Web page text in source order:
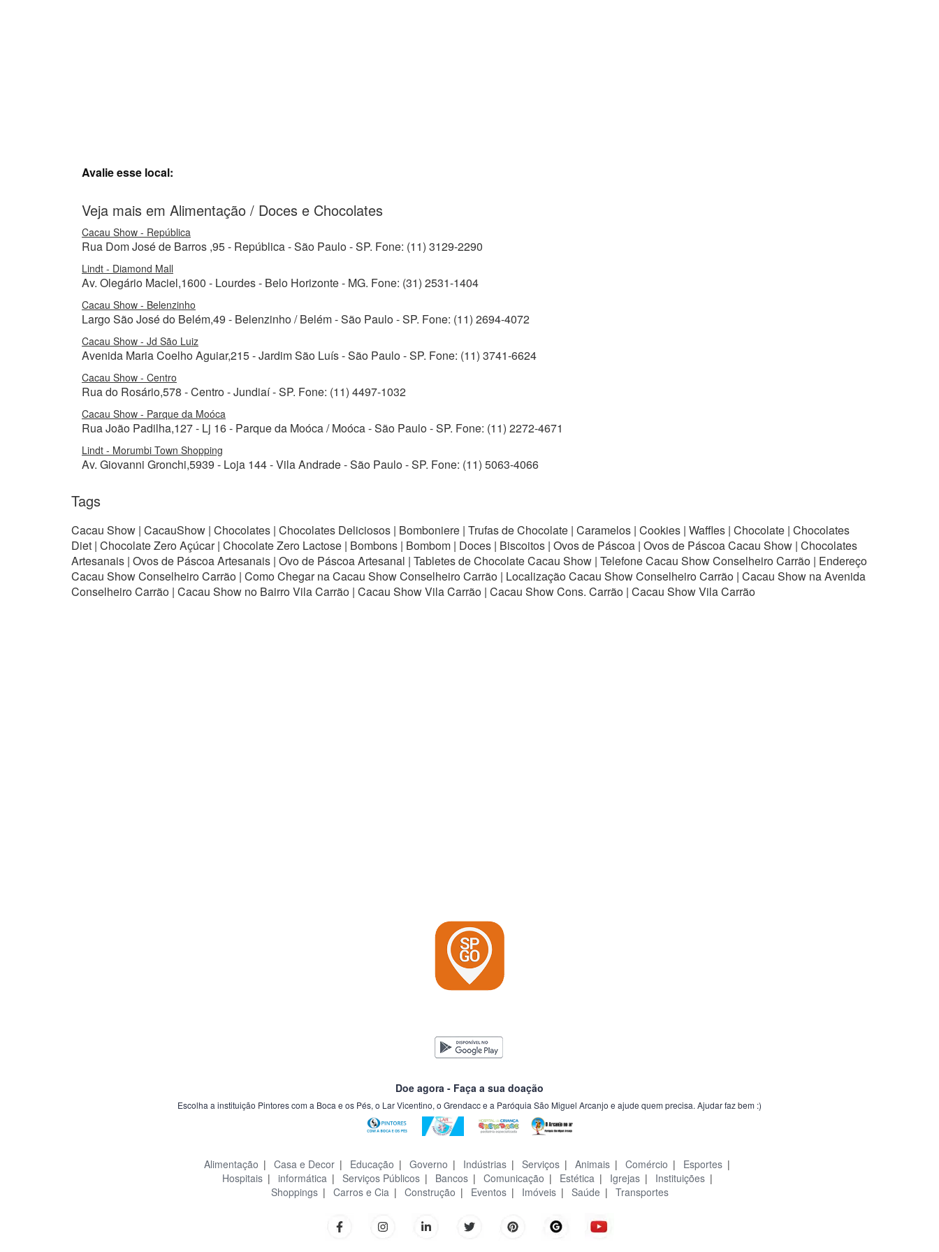
Avalie esse local:
Veja mais em Alimentação / Doces e Chocolates
Cacau Show - República
Rua Dom José de Barros ,95 - República - São Paulo - SP. Fone: (11) 3129-2290
Lindt - Diamond Mall
Av. Olegário Maciel,1600 - Lourdes - Belo Horizonte - MG. Fone: (31) 2531-1404
Cacau Show - Belenzinho
Largo São José do Belém,49 - Belenzinho / Belém - São Paulo - SP. Fone: (11) 2694-4072
Cacau Show - Jd São Luiz
Avenida Maria Coelho Aguiar,215 - Jardim São Luís - São Paulo - SP. Fone: (11) 3741-6624
Cacau Show - Centro
Rua do Rosário,578 - Centro - Jundiaí - SP. Fone: (11) 4497-1032
Cacau Show - Parque da Moóca
Rua João Padilha,127 - Lj 16 - Parque da Moóca / Moóca - São Paulo - SP. Fone: (11) 2272-4671
Lindt - Morumbi Town Shopping
Av. Giovanni Gronchi,5939 - Loja 144 - Vila Andrade - São Paulo - SP. Fone: (11) 5063-4066
Tags
Cacau Show | CacauShow | Chocolates | Chocolates Deliciosos | Bomboniere | Trufas de Chocolate | Caramelos | Cookies | Waffles | Chocolate | Chocolates
Diet | Chocolate Zero Açúcar | Chocolate Zero Lactose | Bombons | Bombom | Doces | Biscoitos | Ovos de Páscoa | Ovos de Páscoa Cacau Show | Chocolates
Artesanais | Ovos de Páscoa Artesanais | Ovo de Páscoa Artesanal | Tabletes de Chocolate Cacau Show | Telefone Cacau Show Conselheiro Carrão | Endereço
Cacau Show Conselheiro Carrão | Como Chegar na Cacau Show Conselheiro Carrão | Localização Cacau Show Conselheiro Carrão | Cacau Show na Avenida
Conselheiro Carrão | Cacau Show no Bairro Vila Carrão | Cacau Show Vila Carrão | Cacau Show Cons. Carrão | Cacau Show Vila Carrão
Doe agora - Faça a sua doação
Escolha a instituição Pintores com a Boca e os Pés, o Lar Vicentino, o Grendacc e a Paróquia São Miguel Arcanjo e ajude quem precisa. Ajudar faz bem :)
Alimentação | Casa e Decor | Educação | Governo | Indústrias | Serviços | Animais | Comércio | Esportes |
Hospitais| informática| Serviços Públicos| Bancos| Comunicação | Estética| Igrejas| Instituições|
Shoppings| Carros e Cia| Construção | Eventos| Imóveis| Saúde | Transportes